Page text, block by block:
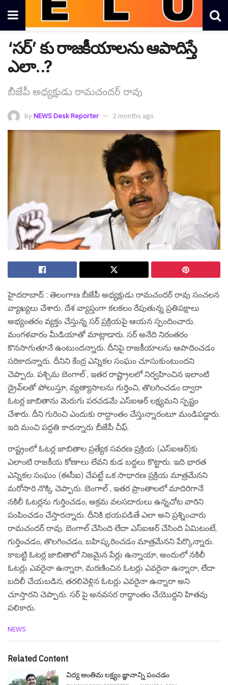
‘స‌ర్’ కు రాజ‌కీయాల‌ను ఆపాదిస్తే
ఎలా..?
బీజేపీ అధ్య‌క్షుడు రామ‌చంద‌ర్ రావు
by NEWS Desk Reporter 2 months ago
హైద‌రాబాద్ : తెలంగాణ బీజేపీ అధ్యక్షుడు రామ‌చంద‌ర్ రావు సంచ‌ల‌న
వ్యాఖ్య‌లు చేశారు. దేశ వ్యాప్తంగా క‌ల‌క‌లం రేపుతున్న ప్ర‌తిప‌క్షాలు
అభ్యంత‌రం వ్య‌క్తం చేస్తున్న స‌ర్ ప్ర‌క్రియ‌పై ఆయ‌న స్పందించారు.
మంగ‌ళ‌వారం మీడియాతో మాట్లాడారు. స‌ర్ అనేది నిరంత‌రం
కొన‌సాగుతూనే ఉంటుంద‌న్నారు. దీనిపై రాజ‌కీయాల‌ను ఆపాదించ‌డం
స‌రికాద‌న్నారు. దీనిని కేంద్ర ఎన్నిక‌ల సంఘం చూసుకుంటుంద‌ని
చెప్పారు. పశ్చిమ బెంగాల్ , ఇతర రాష్ట్రాలలో నిర్వహించిన ఇలాంటి
డ్రైవ్‌లతో పోలుస్తూ, వ్యత్యాసాలను గుర్తించి, తొలగించడం ద్వారా
ఓటర్ల జాబితాను మెరుగు పరచడమే ఎస్ఐఆర్ లక్ష్యమని స్ప‌ష్టం
చేశారు. దీని గురించి ఎందుకు రాద్దాంతం చేస్తున్నారంటూ మండిప‌డ్డారు.
ఇది మంచి ప‌ద్ద‌తి కాద‌న్నారు బీజేపీ చీఫ్‌.
రాష్ట్రంలో ఓటర్ల జాబితాల ప్రత్యేక సవరణ ప్రక్రియ (ఎస్ఐఆర్)కు
ఎలాంటి రాజకీయ కోణాలు లేవని కుడ బ‌ద్ద‌లు కొట్టారు. ఇది భారత
ఎన్నికల సంఘం (ఈసీఐ) చేపట్టే ఒక సాధారణ ప్రక్రియ మాత్రమేనని
మ‌రోసారి నొక్కి చెప్పారు. బెంగాల్ , ఇతర ప్రాంతాలలో మాదిరిగానే
నకిలీ ఓటర్ల‌ను గుర్తించ‌డం, అక్రమ వలసదారులు ఉన్నచోట వారిని
పంపించ‌డం చేస్తార‌న్నారు. దీనికి భ‌య‌ప‌డితే ఎలా అని ప్ర‌శ్నించారు
రామ‌చంద‌ర్ రావు. బెంగాల్ చేసింది లేదా ఎస్ఐఆర్ చేసింది ఏమిటంటే,
గుర్తించడం, తొలగించడం, బహిష్కరించడం మాత్ర‌మేన‌ని పేర్కొన్నారు.
కాబట్టి ఓటర్ల జాబితాలో నిజమైన పేర్లు ఉన్నాయా, అందులో నకిలీ
ఓటర్లు ఎవరైనా ఉన్నారా, మరణించిన ఓటర్లు ఎవరైనా ఉన్నారా, లేదా
బదిలీ చేయబడిన, తరలివెళ్లిన ఓటర్లు ఎవరైనా ఉన్నారా అని
చూస్తార‌ని చెప్పారు. స‌ర్ పై అన‌వ‌స‌ర రాద్దాంతం చేయొద్ద‌ని హిత‌వు
ప‌లికారు.
C
e
NEWS
Related Content
విద్య అంతిమ లక్ష్యం జ్ఞానాన్ని పంచడం